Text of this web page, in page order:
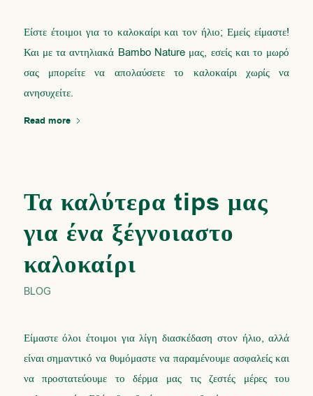
Είστε έτοιμοι για το καλοκαίρι και τον ήλιο; Εμείς είμαστε!
Και με τα αντηλιακά Bambo Nature μας, εσείς και το μωρό
σας μπορείτε να απολαύσετε το καλοκαίρι χωρίς να
ανησυχείτε.
Read more
Τα καλύτερα tips μας
για ένα ξέγνοιαστο
καλοκαίρι
BLOG
Είμαστε όλοι έτοιμοι για λίγη διασκέδαση στον ήλιο, αλλά
είναι σημαντικό να θυμόμαστε να παραμένουμε ασφαλείς και
να προστατεύουμε το δέρμα μας τις ζεστές μέρες του